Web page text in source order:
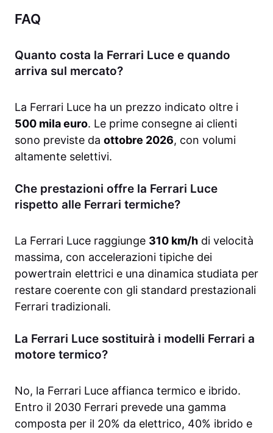
FAQ
Quanto costa la Ferrari Luce e quando
arriva sul mercato?
La Ferrari Luce ha un prezzo indicato oltre i
500 mila euro. Le prime consegne ai clienti
sono previste da ottobre 2026, con volumi
altamente selettivi.
Che prestazioni offre la Ferrari Luce
rispetto alle Ferrari termiche?
La Ferrari Luce raggiunge 310 km/h di velocità
massima, con accelerazioni tipiche dei
powertrain elettrici e una dinamica studiata per
restare coerente con gli standard prestazionali
Ferrari tradizionali.
La Ferrari Luce sostituirà i modelli Ferrari a
motore termico?
No, la Ferrari Luce affianca termico e ibrido.
Entro il 2030 Ferrari prevede una gamma
composta per il 20% da elettrico, 40% ibrido e